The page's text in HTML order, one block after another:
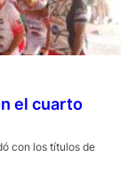
el cuarto
con los títulos de